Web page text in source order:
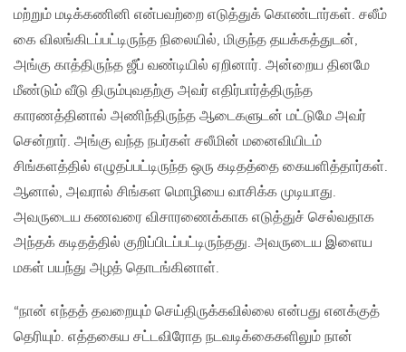
மற்றும் மடிக்கணினி என்பவற்றை எடுத்துக் கொண்டார்கள். சலீம்
கை விலங்கிடப்பட்டிருந்த நிலையில், மிகுந்த தயக்கத்துடன்,
அங்கு காத்திருந்த ஜீப் வண்டியில் ஏறினார். அன்றைய தினமே
மீண்டும் வீடு திரும்புவதற்கு அவர் எதிர்பார்த்திருந்த
காரணத்தினால் அணிந்திருந்த ஆடைகளுடன் மட்டுமே அவர்
சென்றார். அங்கு வந்த நபர்கள் சலீமின் மனைவியிடம்
சிங்களத்தில் எழுதப்பட்டிருந்த ஒரு கடிதத்தை கையளித்தார்கள்.
ஆனால், அவரால் சிங்கள மொழியை வாசிக்க முடியாது.
அவருடைய கணவரை விசாரணைக்காக எடுத்துச் செல்வதாக
அந்தக் கடிதத்தில் குறிப்பிடப்பட்டிருந்தது. அவருடைய இளைய
மகள் பயந்து அழத் தொடங்கினாள்.
“நான் எந்தத் தவறையும் செய்திருக்கவில்லை என்பது எனக்குத்
தெரியும். எத்தகைய சட்டவிரோத நடவடிக்கைகளிலும் நான்